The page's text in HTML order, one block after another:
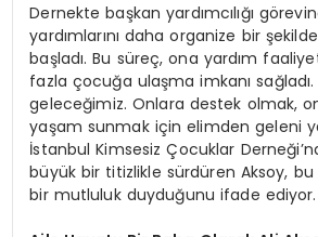
Dernekte başkan yardımcılığı
yardımlarını daha organize bir
başladı. Bu süreç, ona yardım
fazla çocuğa ulaşma imkanı
geleceğimiz. Onlara destek olmak,
yaşam sunmak için elimden geleni
İstanbul Kimsesiz Çocuklar
büyük bir titizlikle sürdüren Aksoy,
bir mutluluk duyduğunu ifade ediyor.